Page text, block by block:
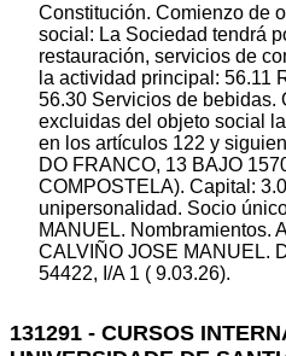
Constitución. Comienzo de
social: La Sociedad tendrá
restauración, servicios de
la actividad principal: 56.11
56.30 Servicios de bebidas.
excluidas del objeto social
en los artículos 122 y
DO FRANCO, 13 BAJO
COMPOSTELA). Capital:
unipersonalidad. Socio
MANUEL. Nombramientos.
CALVIÑO JOSE MANUEL.
54422, I/A 1 ( 9.03.26).
131291 - CURSOS